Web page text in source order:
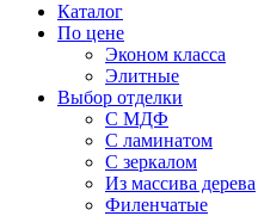
Каталог
По цене
Эконом класса
Элитные
Выбор отделки
С МДФ
С ламинатом
С зеркалом
Из массива дерева
Филенчатые